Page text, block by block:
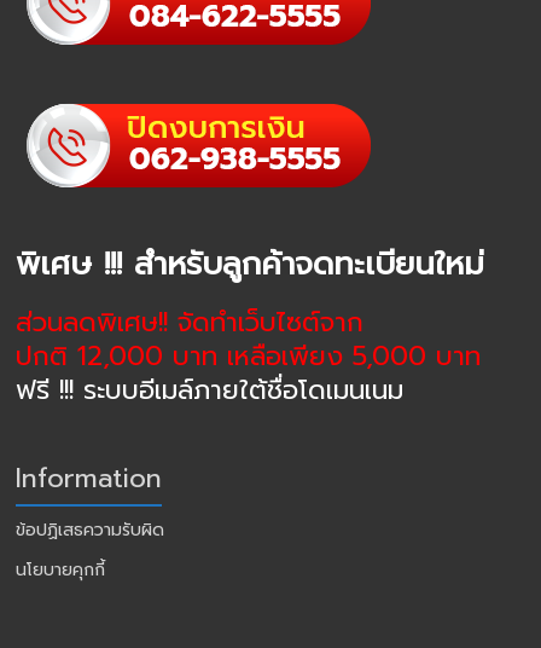
พิเศษ !!! สำหรับลูกค้าจดทะเบียนใหม่
ส่วนลดพิเศษ!! จัดทำเว็บไซต์จาก
ปกติ 12,000 บาท เหลือเพียง 5,000 บาท
ฟรี !!! ระบบอีเมล์ภายใต้ชื่อโดเมนเนม
Information
ข้อปฏิเสธความรับผิด
นโยบายคุกกี้